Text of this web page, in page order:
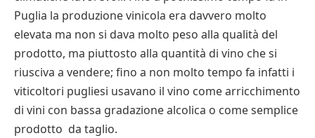
Puglia la produzione vinicola era davvero molto
elevata ma non si dava molto peso alla qualità del
prodotto, ma piuttosto alla quantità di vino che si
riusciva a vendere; fino a non molto tempo fa infatti i
viticoltori pugliesi usavano il vino come arricchimento
di vini con bassa gradazione alcolica o come semplice
prodotto da taglio.